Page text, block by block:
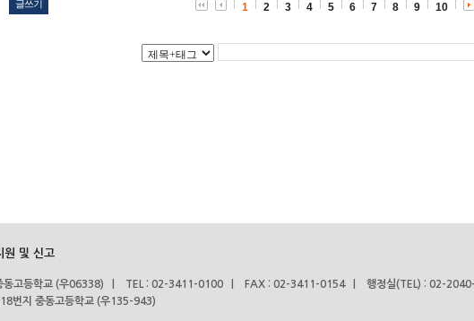
글쓰기 1 2 3 4 5 6 7 8 9 10
원 및 신고
중동고등학교 (우06338) | TEL : 02-3411-0100 | FAX : 02-3411-0154 | 행정실(TEL) : 02-
번지 중동고등학교 (우135-943)